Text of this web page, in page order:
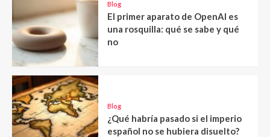
Blog
El primer aparato de OpenAI es
una rosquilla: qué se sabe y qué
no
Blog
¿Qué habría pasado si el imperio
español no se hubiera disuelto?